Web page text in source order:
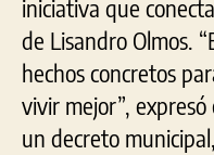
iniciativa que
de Lisandro Olmos.
hechos concretos
vivir mejor”,
un decreto